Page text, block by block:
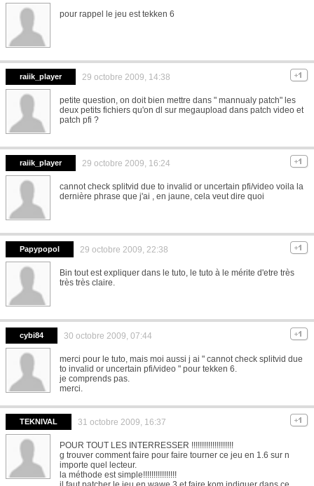
pour rappel le jeu est tekken 6
raiik_player 29 octobre 2009, 14:38
petite question, on doit bien mettre dans " mannualy patch" les
deux petits fichiers qu'on dl sur megaupload dans patch video et
patch pfi ?
raiik_player 29 octobre 2009, 16:24
cannot check splitvid due to invalid or uncertain pfi/video voila la
dernière phrase que j'ai , en jaune, cela veut dire quoi
Papypopol 29 octobre 2009, 22:38
Bin tout est expliquer dans le tuto, le tuto à le mérite d'etre très
très très claire.
cybi84 30 octobre 2009, 07:44
merci pour le tuto, mais moi aussi j ai " cannot check splitvid due
to invalid or uncertain pfi/video " pour tekken 6.
je comprends pas.
merci.
TEKNIVAL 31 octobre 2009, 16:37
POUR TOUT LES INTERRESSER !!!!!!!!!!!!!!!!!!!!
g trouver comment faire pour faire tourner ce jeu en 1.6 sur n
importe quel lecteur.
la méthode est simple!!!!!!!!!!!!!!!!